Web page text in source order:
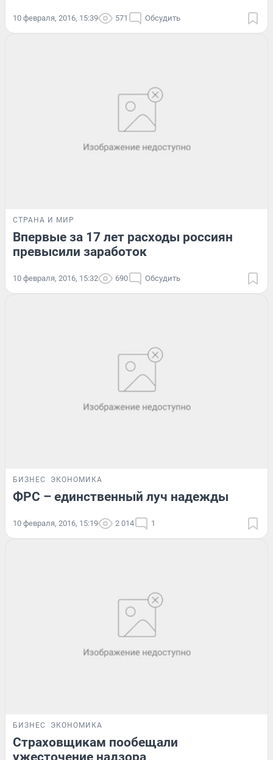
10 февраля, 2016, 15:39 571 Обсудить
СТРАНА И МИР
Впервые за 17 лет расходы россиян
превысили заработок
10 февраля, 2016, 15:32 690 Обсудить
БИЗНЕС ЭКОНОМИКА
ФРС – единственный луч надежды
10 февраля, 2016, 15:19 2 014 1
БИЗНЕС ЭКОНОМИКА
Страховщикам пообещали
ужесточение надзора